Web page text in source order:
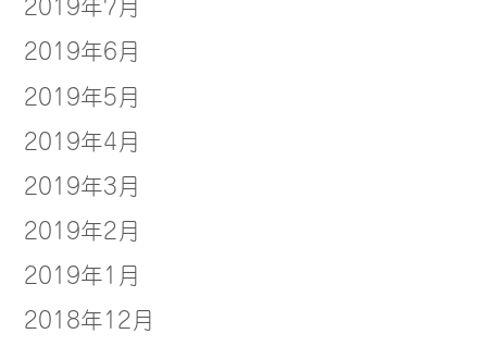
2019年6月
2019年5月
2019年4月
2019年3月
2019年2月
2019年1月
2018年12月